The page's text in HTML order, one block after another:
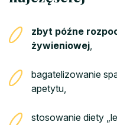
zbyt późne
żywieniowej,
bagatelizowanie
apetytu,
stosowanie diety